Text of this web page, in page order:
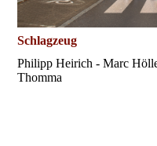
Schlagzeug
Philipp Heirich - Marc
Thomma